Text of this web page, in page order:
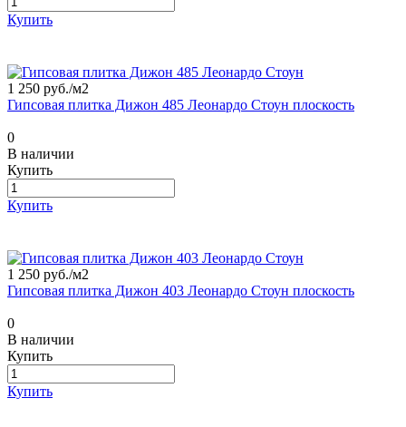
Купить
1 250 руб./м2
Гипсовая плитка Дижон 485 Леонардо Стоун плоскость
0
В наличии
Купить
Купить
1 250 руб./м2
Гипсовая плитка Дижон 403 Леонардо Стоун плоскость
0
В наличии
Купить
Купить